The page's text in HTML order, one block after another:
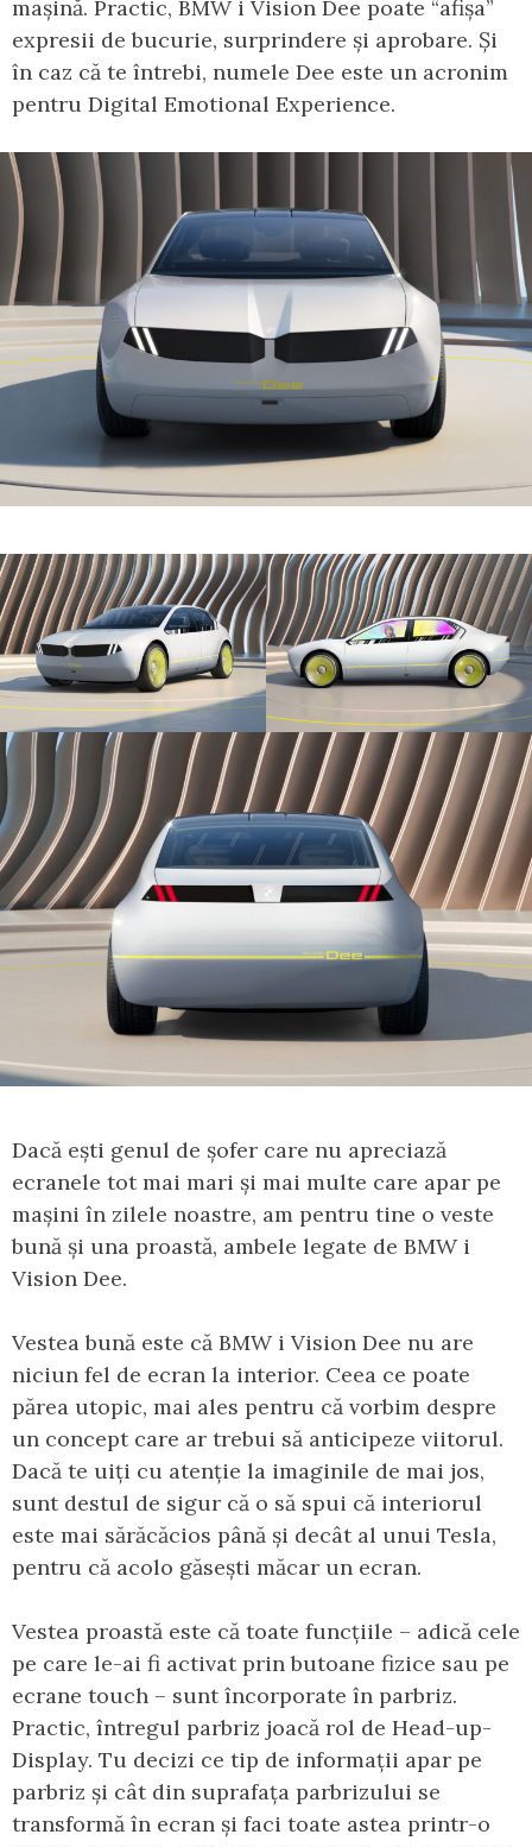
mașină. Practic, BMW i Vision Dee poate “afișa”
expresii de bucurie, surprindere și aprobare. Și
în caz că te întrebi, numele Dee este un acronim
pentru Digital Emotional Experience.
Dacă ești genul de șofer care nu apreciază
ecranele tot mai mari și mai multe care apar pe
mașini în zilele noastre, am pentru tine o veste
bună și una proastă, ambele legate de BMW i
Vision Dee.
Vestea bună este că BMW i Vision Dee nu are
niciun fel de ecran la interior. Ceea ce poate
părea utopic, mai ales pentru că vorbim despre
un concept care ar trebui să anticipeze viitorul.
Dacă te uiți cu atenție la imaginile de mai jos,
sunt destul de sigur că o să spui că interiorul
este mai sărăcăcios până și decât al unui Tesla,
pentru că acolo găsești măcar un ecran.
Vestea proastă este că toate funcțiile – adică cele
pe care le-ai fi activat prin butoane fizice sau pe
ecrane touch – sunt încorporate în parbriz.
Practic, întregul parbriz joacă rol de Head-up-
Display. Tu decizi ce tip de informații apar pe
parbriz și cât din suprafața parbrizului se
transformă în ecran și faci toate astea printr-o